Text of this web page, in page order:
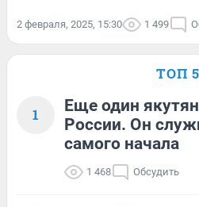
2 февраля, 2025, 15:30 1 499
ТОП 5
1
Еще один
России. Он
самого начала
1 468 Обсудить